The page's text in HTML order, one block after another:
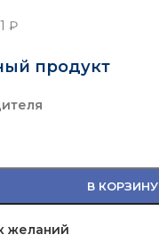
₽
продукт
В КОРЗИНУ
желаний